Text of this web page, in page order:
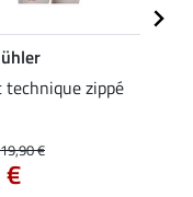
zippé
19,90 €